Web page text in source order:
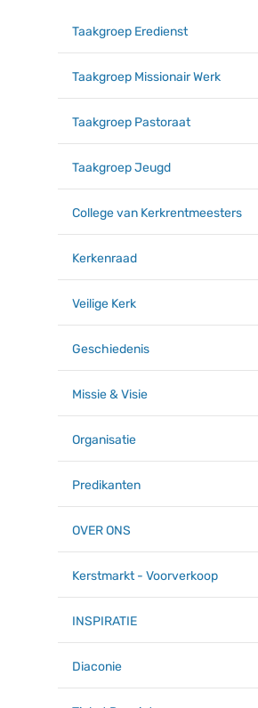
Taakgroep Eredienst
Taakgroep Missionair Werk
Taakgroep Pastoraat
Taakgroep Jeugd
College van Kerkrentmeesters
Kerkenraad
Veilige Kerk
Geschiedenis
Missie & Visie
Organisatie
Predikanten
OVER ONS
Kerstmarkt - Voorverkoop
INSPIRATIE
Diaconie